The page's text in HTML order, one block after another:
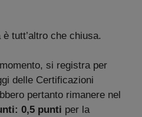
tutt’altro che chiusa.
si registra per
delle Certificazioni
pertanto rimanere nel
0,5 punti per la